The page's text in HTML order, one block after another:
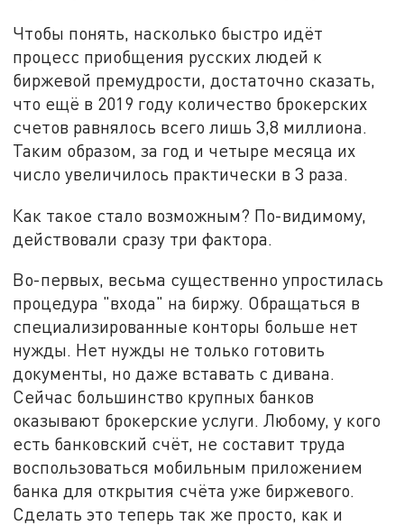
Чтобы понять, насколько быстро идёт
процесс приобщения русских людей к
биржевой премудрости, достаточно сказать,
что ещё в 2019 году количество брокерских
счетов равнялось всего лишь 3,8 миллиона.
Таким образом, за год и четыре месяца их
число увеличилось практически в 3 раза.
Как такое стало возможным? По-видимому,
действовали сразу три фактора.
Во-первых, весьма существенно упростилась
процедура "входа" на биржу. Обращаться в
специализированные конторы больше нет
нужды. Нет нужды не только готовить
документы, но даже вставать с дивана.
Сейчас большинство крупных банков
оказывают брокерские услуги. Любому, у кого
есть банковский счёт, не составит труда
воспользоваться мобильным приложением
банка для открытия счёта уже биржевого.
Сделать это теперь так же просто, как и